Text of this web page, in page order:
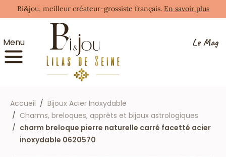
Bi&jou, meilleur créateur-grossiste français. En savoir plus
Menu Le Mag
Accueil
Bijoux Acier Inoxydable
Charms, breloques, apprêts et bijoux astrologiques
charm breloque pierre naturelle carré facetté acier
inoxydable 0620570